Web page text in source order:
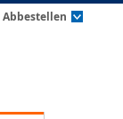
Abbestellen